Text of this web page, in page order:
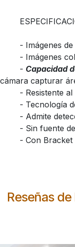
​- Imágenes
​- Imágenes
​- Capacidad
cámara capturar
​- Resistente
​- Tecnología
​- Admite
​- Sin fuente
​- Con Bracket
Reseñas